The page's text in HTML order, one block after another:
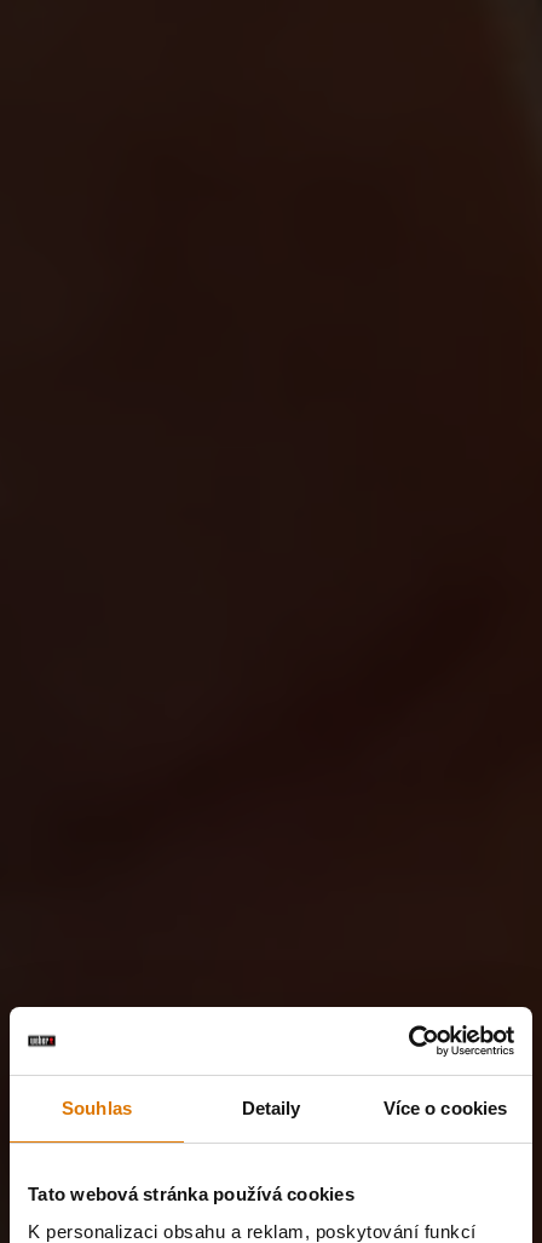
Souhlas Detaily Více o cookies
Tato webová stránka používá cookies
K personalizaci obsahu a reklam, poskytování funkcí